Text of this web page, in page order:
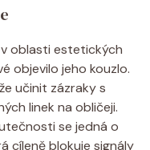
oblasti estetických
objevilo jeho kouzlo.
učinit zázraky s
linek na obličeji.
se jedná o
cíleně blokuje signály